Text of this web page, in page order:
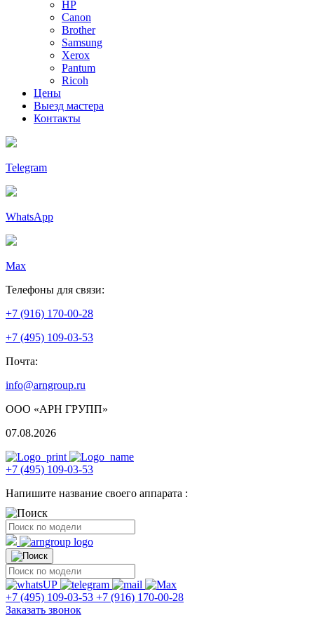
HP
Canon
Brother
Samsung
Xerox
Pantum
Ricoh
Цены
Выезд мастера
Контакты
Telegram
WhatsApp
Max
Телефоны для связи:
+7 (916) 170-00-28
+7 (495) 109-03-53
Почта:
info@arngroup.ru
ООО «АРН ГРУПП»
07.08.2026
+7 (495) 109-03-53
Напишите название своего аппарата :
+7 (495) 109-03-53 +7 (916) 170-00-28
Заказать звонок